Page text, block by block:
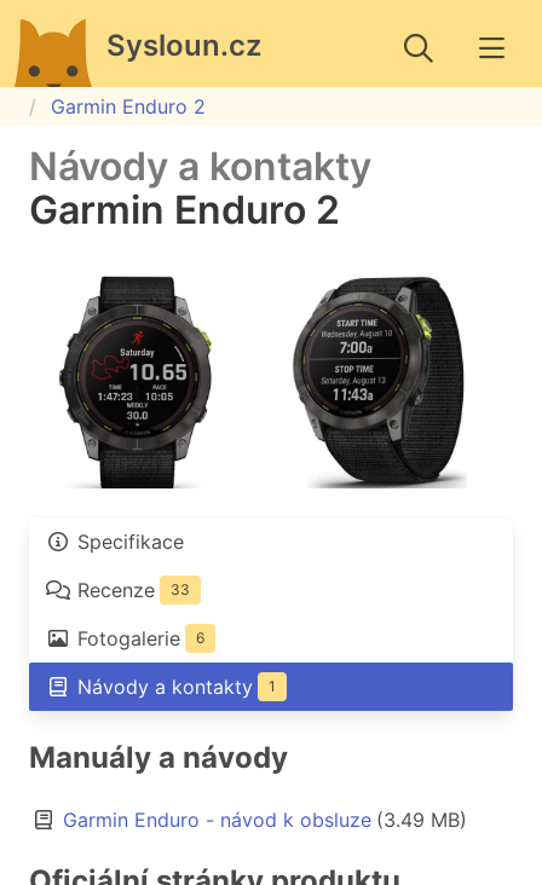
Sysloun.cz
Garmin Enduro 2
Návody a kontakty
Garmin Enduro 2
Specifikace
Recenze
33
Fotogalerie 6
Návody a kontakty 1
Manuály a návody
Garmin Enduro - návod k obsluze (3.49 MB)